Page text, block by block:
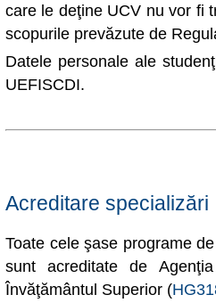
care le deţine UCV nu vor fi
scopurile prevăzute de
Datele personale ale
UEFISCDI.
Acreditare specializări
Toate cele şase programe
sunt acreditate de
Învăţământul Superior (